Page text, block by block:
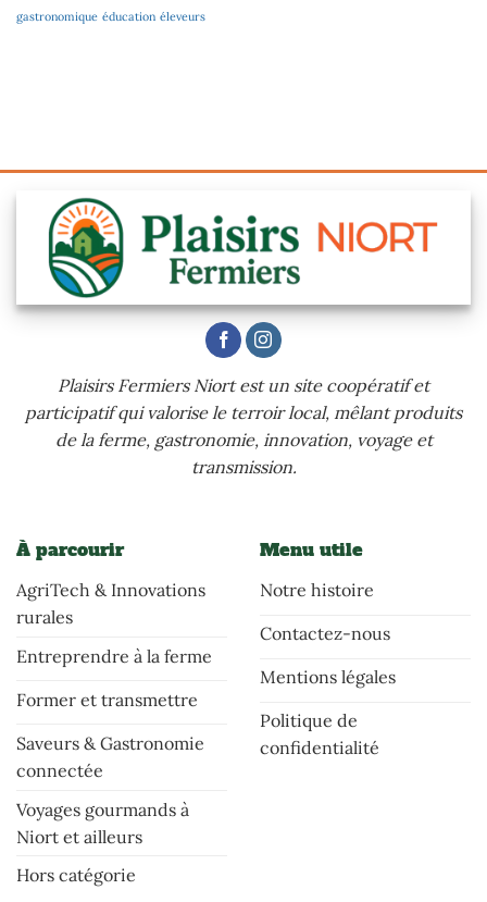
gastronomique éducation éleveurs
Plaisirs Fermiers Niort est un site coopératif et
participatif qui valorise le terroir local, mêlant produits
de la ferme, gastronomie, innovation, voyage et
transmission.
À parcourir
AgriTech & Innovations
rurales
Entreprendre à la ferme
Former et transmettre
Saveurs & Gastronomie
connectée
Voyages gourmands à
Niort et ailleurs
Hors catégorie
Menu utile
Notre histoire
Contactez-nous
Mentions légales
Politique de
confidentialité